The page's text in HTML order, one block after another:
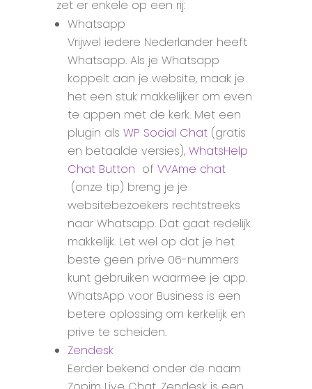
zet er enkele op een rij:
Whatsapp
Vrijwel iedere Nederlander heeft
Whatsapp. Als je Whatsapp
koppelt aan je website, maak je
het een stuk makkelijker om even
te appen met de kerk. Met een
plugin als WP Social Chat(gratis
en betaalde versies), WhatsHelp
Chat Button of VVAme chat
(onze tip) breng je je
websitebezoekers rechtstreeks
naar Whatsapp. Dat gaat redelijk
makkelijk. Let wel op dat je het
beste geen prive 06-nummers
kunt gebruiken waarmee je app.
WhatsApp voor Business is een
betere oplossing om kerkelijk en
prive te scheiden.
Zendesk
Eerder bekend onder de naam